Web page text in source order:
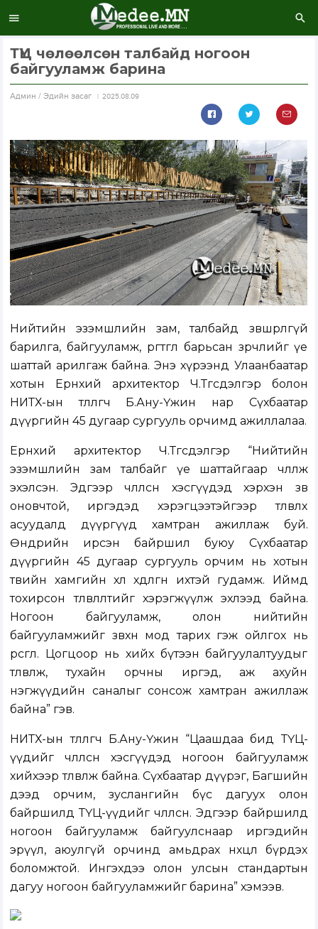
ТҮЦ чөлөөлсөн талбайд ногоон
байгууламж барина
Aдмин / Эдийн засаг 2025.08.09
Нийтийн эзэмшлийн зам, талбайд зөвшөөрөлгүй
барилга, байгууламж, өргөтгөл барьсан зөрчлийг үе
шаттай арилгаж байна. Энэ хүрээнд Улаанбаатар
хотын Ерөнхий архитектор Ч.Төгсдэлгэр болон
НИТХ-ын төлөөлөгч Б.Ану-Үжин нар Сүхбаатар
дүүргийн 45 дугаар сургууль орчимд ажиллалаа.
Ерөнхий архитектор Ч.Төгсдэлгэр “Нийтийн
эзэмшлийн зам талбайг үе шаттайгаар чөлөөлж
эхэлсэн. Эдгээр чөлөөлсөн хэсгүүдэд хэрхэн зөв
оновчтой, иргэдэд хэрэгцээтэйгээр төлөвлөх
асуудалд дүүргүүд хамтран ажиллаж буй.
Өнөөдрийн ирсэн байршил буюу Сүхбаатар
дүүргийн 45 дугаар сургууль орчим нь хотын
төвийн хамгийн хөл хөдөлгөөн ихтэй гудамж. Иймд
тохирсон төлөвлөлтийг хэрэгжүүлж эхлээд байна.
Ногоон байгууламж, олон нийтийн
байгууламжийг зөвхөн мод тарих гэж ойлгох нь
өрөөсгөл. Цогцоор нь хийх бүтээн байгуулалтуудыг
төлөвлөж, тухайн орчны иргэд, аж ахуйн
нэгжүүдийн саналыг сонсож хамтран ажиллаж
байна” гэв.
НИТХ-ын төлөөлөгч Б.Ану-Үжин “Цаашдаа бид ТҮЦ-
үүдийг чөлөөлсөн хэсгүүдэд ногоон байгууламж
хийхээр төлөвлөж байна. Сүхбаатар дүүрэг, Багшийн
дээд орчим, зуслангийн бүс дагуух олон
байршилд ТҮЦ-үүдийг чөлөөлсөн. Эдгээр байршилд
ногоон байгууламж байгуулснаар иргэдийн
эрүүл, аюулгүй орчинд амьдрах нөхцөл бүрдэх
боломжтой. Ингэхдээ олон улсын стандартын
дагуу ногоон байгууламжийг барина” хэмээв.